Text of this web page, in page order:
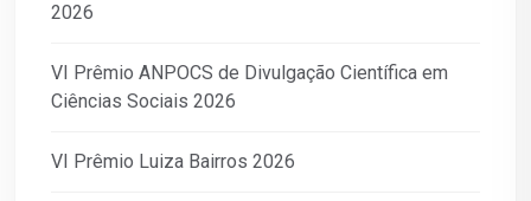
2026
VI Prêmio ANPOCS de Divulgação Científica em
Ciências Sociais 2026
VI Prêmio Luiza Bairros 2026